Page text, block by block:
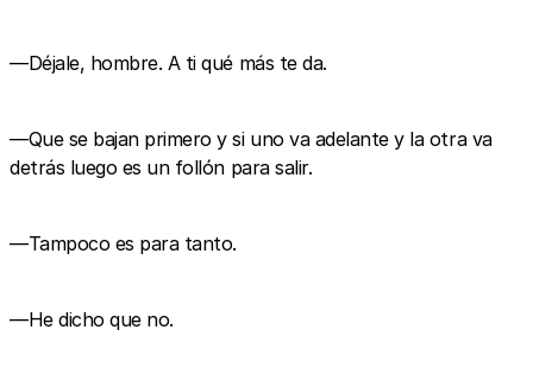
—Déjale, hombre. A ti qué más te da.
—Que se bajan primero y si uno va adelante y la otra va
detrás luego es un follón para salir.
—Tampoco es para tanto.
—He dicho que no.